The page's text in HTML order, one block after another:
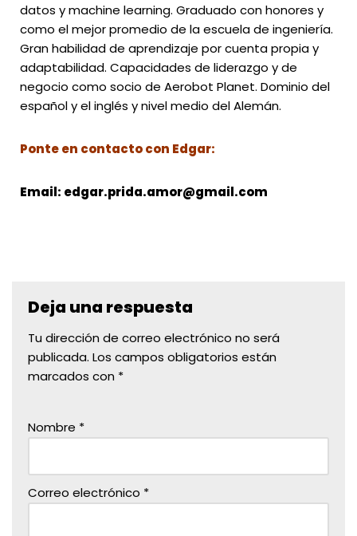
datos y machine learning. Graduado con honores y
como el mejor promedio de la escuela de ingeniería.
Gran habilidad de aprendizaje por cuenta propia y
adaptabilidad. Capacidades de liderazgo y de
negocio como socio de Aerobot Planet. Dominio del
español y el inglés y nivel medio del Alemán.
Ponte en contacto con Edgar:
Email: edgar.prida.amor@gmail.com
Deja una respuesta
Tu dirección de correo electrónico no será
publicada. Los campos obligatorios están
marcados con *
Nombre *
Correo electrónico *